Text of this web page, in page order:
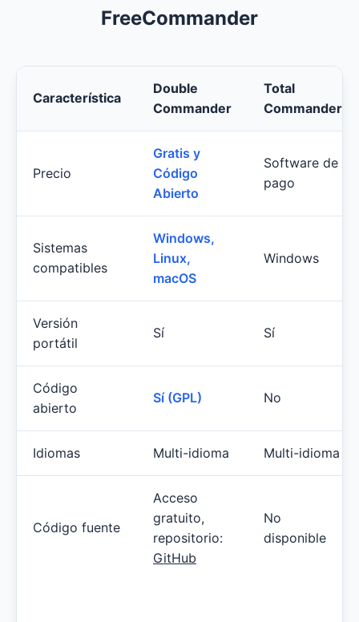
FreeCommander
Característica
Double
Commander
Total
Commander
Precio
Gratis y
Código
Abierto
Software de
pago
Sistemas
compatibles
Windows,
Linux,
macOS
Windows
Versión
portátil
Sí Sí
Código
abierto
Sí (GPL) No
Idiomas Multi-idioma Multi-idioma
Código fuente
Acceso
gratuito,
repositorio:
GitHub
No
disponible